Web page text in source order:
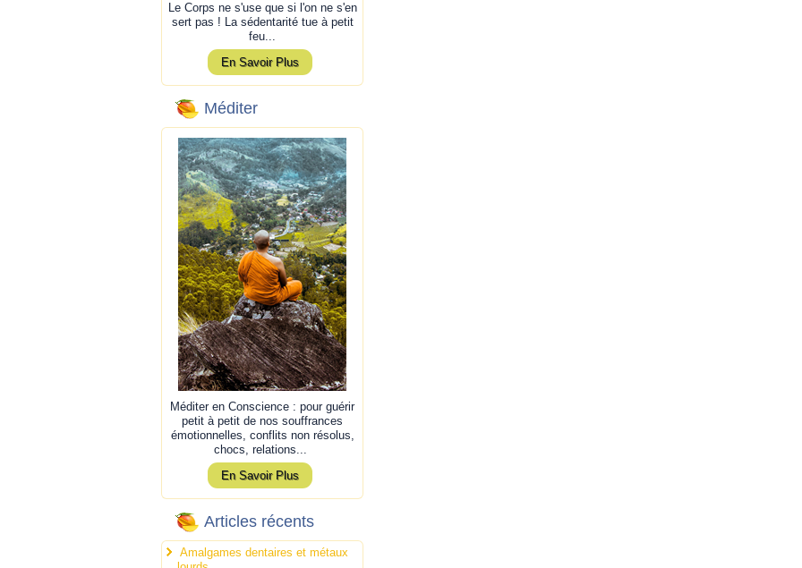
Le Corps ne s'use que si l'on ne s'en
sert pas ! La sédentarité tue à petit
feu...
En Savoir Plus
Méditer
Méditer en Conscience : pour guérir
petit à petit de nos souffrances
émotionnelles, conflits non résolus,
chocs, relations...
En Savoir Plus
Articles récents
Amalgames dentaires et métaux